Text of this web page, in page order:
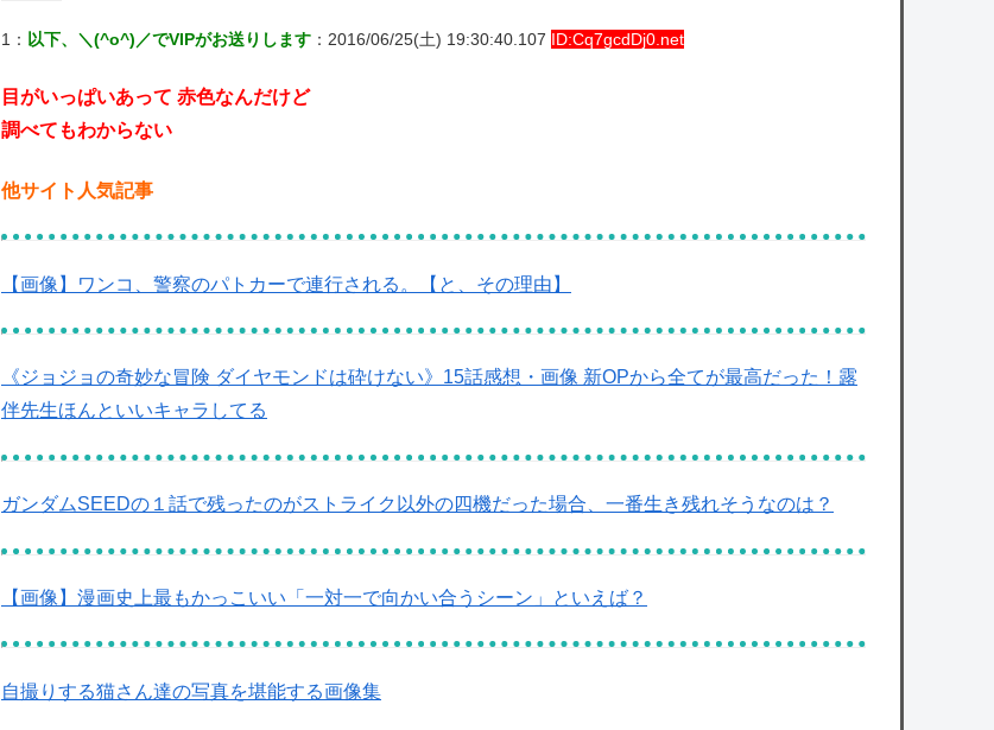
1： 以下、＼(^o^)／でVIPがお送りします ：2016/06/25(土) 19:30:40.107 ID:Cq7gcdDj0.net
目がいっぱいあって 赤色なんだけど
調べてもわからない
他サイト人気記事
【画像】ワンコ、警察のパトカーで連行される。【と、その理由】
《ジョジョの奇妙な冒険 ダイヤモンドは砕けない》15話感想・画像 新OPから全てが最高だった！露
伴先生ほんといいキャラしてる
ガンダムSEEDの１話で残ったのがストライク以外の四機だった場合、一番生き残れそうなのは？
【画像】漫画史上最もかっこいい「一対一で向かい合うシーン」といえば？
自撮りする猫さん達の写真を堪能する画像集